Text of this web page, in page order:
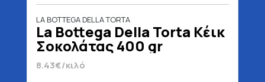
LA BOTTEGA DELLA TORTA
La Bottega Della Torta Κέικ
Σοκολάτας 400 gr
8.43€/κιλό